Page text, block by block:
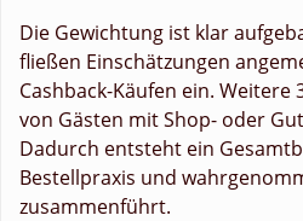
Die Gewichtung ist klar
fließen Einschätzungen
Cashback-Käufen ein. Weitere
von Gästen mit Shop- oder
Dadurch entsteht ein
Bestellpraxis und
zusammenführt.